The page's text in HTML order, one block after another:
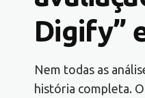
Digify”
Nem todas as
história completa.